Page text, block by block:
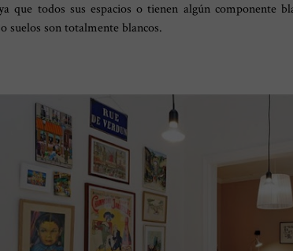
que todos sus espacios o tienen algún componente
suelos son totalmente blancos.